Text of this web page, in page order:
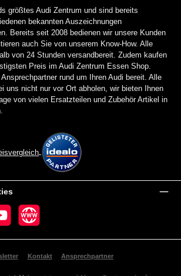
größtes Audi Zentrum und sind bereits
bekannten Auszeichnungen
Bereits seit 2008 bedienen wir unsere Kunden
auch Sie von unserem Know-How. Alle
von 24 Stunden versandbereit. Zudem kaufen
Preis im Audi Zentrum Essen Shop.
rund um Ihren Audi bereit. Alle
uns nicht nur vor Ort abholen, wir bieten Ihnen
von vielen Ersatzteilen und Zubehör Artikel in
Website
Kontakt Ansprechpartner